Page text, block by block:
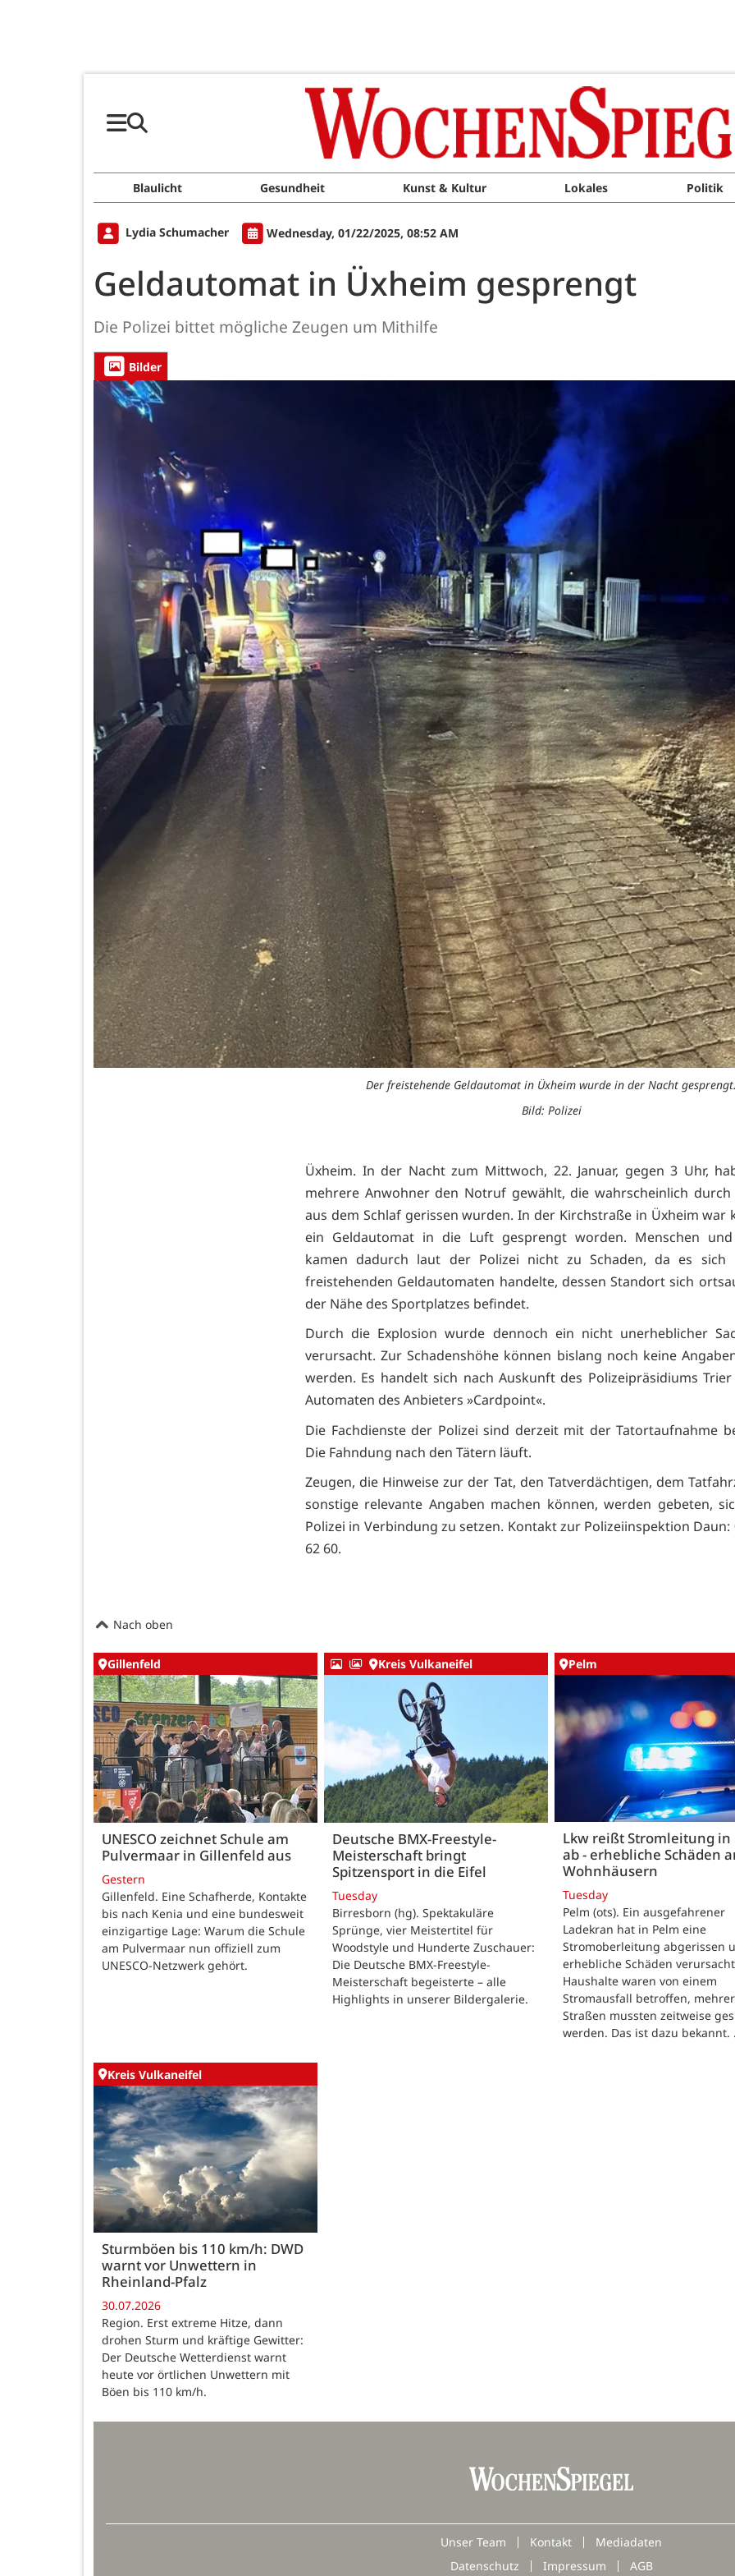
Blaulicht Gesundheit Kunst & Kultur Lokales Politik
Lydia Schumacher Wednesday, 01/22/2025, 08:52 AM
Geldautomat in Üxheim gesprengt
Die Polizei bittet mögliche Zeugen um Mithilfe
Bilder
Der freistehende Geldautomat in Üxheim wurde in der Nacht
Bild: Polizei
Üxheim. In der Nacht zum Mittwoch, 22. Januar, gegen 3 Uhr,
mehrere Anwohner den Notruf gewählt, die wahrscheinlich
aus dem Schlaf gerissen wurden. In der Kirchstraße in Üxheim war
ein Geldautomat in die Luft gesprengt worden. Menschen und
kamen dadurch laut der Polizei nicht zu Schaden, da es sich
freistehenden Geldautomaten handelte, dessen Standort sich
der Nähe des Sportplatzes befindet.
Durch die Explosion wurde dennoch ein nicht unerheblicher
verursacht. Zur Schadenshöhe können bislang noch keine
werden. Es handelt sich nach Auskunft des Polizeipräsidiums
Automaten des Anbieters »Cardpoint«.
Die Fachdienste der Polizei sind derzeit mit der Tatortaufnahme
Die Fahndung nach den Tätern läuft.
Zeugen, die Hinweise zur der Tat, den Tatverdächtigen, dem
sonstige relevante Angaben machen können, werden gebeten,
Polizei in Verbindung zu setzen. Kontakt zur Polizeiinspektion Daun:
62 60.
Nach oben
Gillenfeld
UNESCO zeichnet Schule am
Pulvermaar in Gillenfeld aus
Gestern
Gillenfeld. Eine Schafherde, Kontakte
bis nach Kenia und eine bundesweit
einzigartige Lage: Warum die Schule
am Pulvermaar nun offiziell zum
UNESCO-Netzwerk gehört.
Kreis Vulkaneifel
Deutsche BMX-Freestyle-
Meisterschaft bringt
Spitzensport in die Eifel
Tuesday
Birresborn (hg). Spektakuläre
Sprünge, vier Meistertitel für
Woodstyle und Hunderte Zuschauer:
Die Deutsche BMX-Freestyle-
Meisterschaft begeisterte – alle
Highlights in unserer Bildergalerie.
Pelm
Lkw reißt Stromleitung in
ab - erhebliche Schäden
Wohnhäusern
Tuesday
Pelm (ots). Ein ausgefahrener
Ladekran hat in Pelm eine
Stromoberleitung abgerissen
erhebliche Schäden
Haushalte waren von einem
Stromausfall betroffen,
Straßen mussten zeitweise
werden. Das ist dazu bekannt.
Kreis Vulkaneifel
Sturmböen bis 110 km/h: DWD
warnt vor Unwettern in
Rheinland-Pfalz
30.07.2026
Region. Erst extreme Hitze, dann
drohen Sturm und kräftige Gewitter:
Der Deutsche Wetterdienst warnt
heute vor örtlichen Unwettern mit
Böen bis 110 km/h.
Unser Team Kontakt
Mediadaten
Datenschutz
Impressum AGB